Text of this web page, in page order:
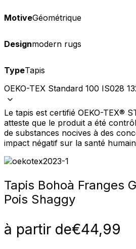
MotiveGéométrique
Designmodern rugs
TypeTapis
OEKO-TEX Standard 100 IS028
Le tapis est certifié OEKO-TEX®
atteste que le produit a été
de substances nocives à des
impact négatif sur la santé
Tapis Bohoà Franges
Pois Shaggy
à partir de€44,99